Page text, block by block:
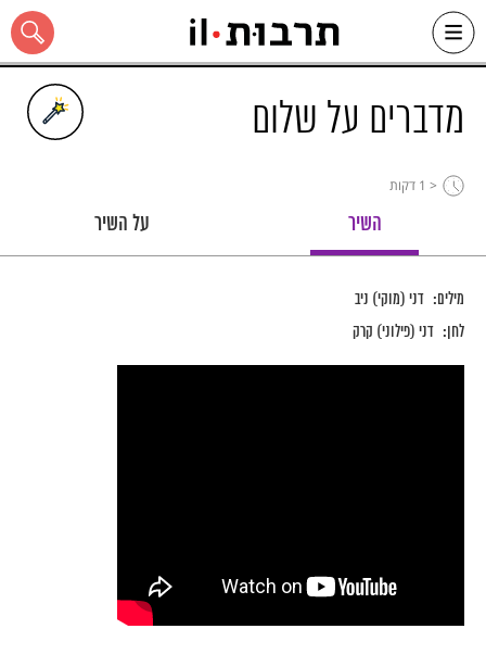
Skip
content
כל האתר
מדברים על שלום
< 1 דקות
השיר על השיר
מילים: דני (מוקי) ניב
לחן: דני (פילוני) קרק